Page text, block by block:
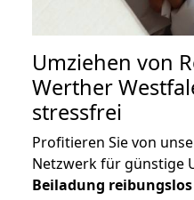
Umziehen von
Werther
stressfrei
Profitieren Sie von
Netzwerk für günstige
Beiladung